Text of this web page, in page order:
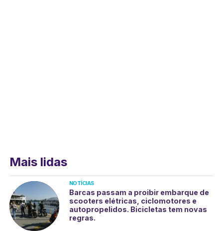
Mais lidas
NOTÍCIAS
Barcas passam a proibir embarque de
scooters elétricas, ciclomotores e
autopropelidos. Bicicletas tem novas
regras.